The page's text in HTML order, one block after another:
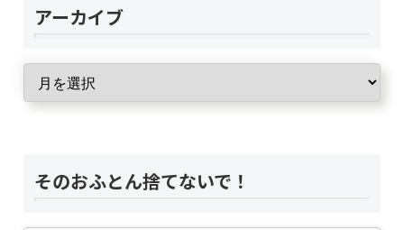
アーカイブ
そのおふとん捨てないで！